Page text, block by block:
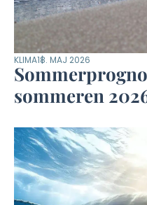
KLIMA18. MAJ 2026
sommeren